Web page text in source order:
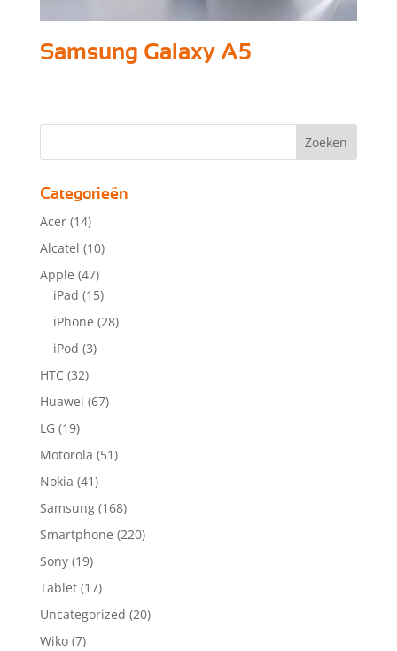
Samsung Galaxy A5
Categorieën
Acer (14)
Alcatel (10)
Apple (47)
iPad (15)
iPhone (28)
iPod (3)
HTC (32)
Huawei (67)
LG (19)
Motorola (51)
Nokia (41)
Samsung (168)
Smartphone (220)
Sony (19)
Tablet (17)
Uncategorized (20)
Wiko (7)